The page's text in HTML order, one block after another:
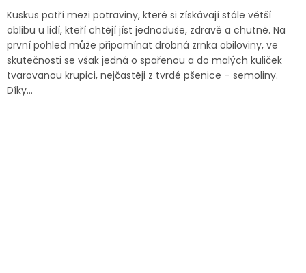
Kuskus patří mezi potraviny, které si získávají stále větší
oblibu u lidí, kteří chtějí jíst jednoduše, zdravě a chutně. Na
první pohled může připomínat drobná zrnka obiloviny, ve
skutečnosti se však jedná o spařenou a do malých kuliček
tvarovanou krupici, nejčastěji z tvrdé pšenice – semoliny.
Díky...